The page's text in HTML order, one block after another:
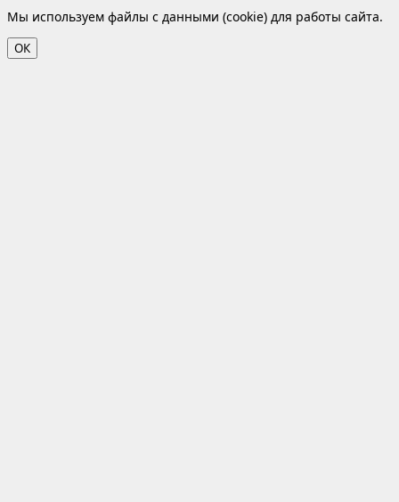
Мы используем файлы с данными (cookie) для работы сайта.
ОК